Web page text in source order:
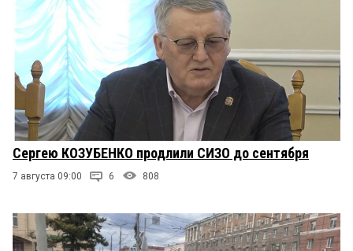
Сергею КОЗУБЕНКО продлили СИЗО до сентября
7 августа 09:00 6 808